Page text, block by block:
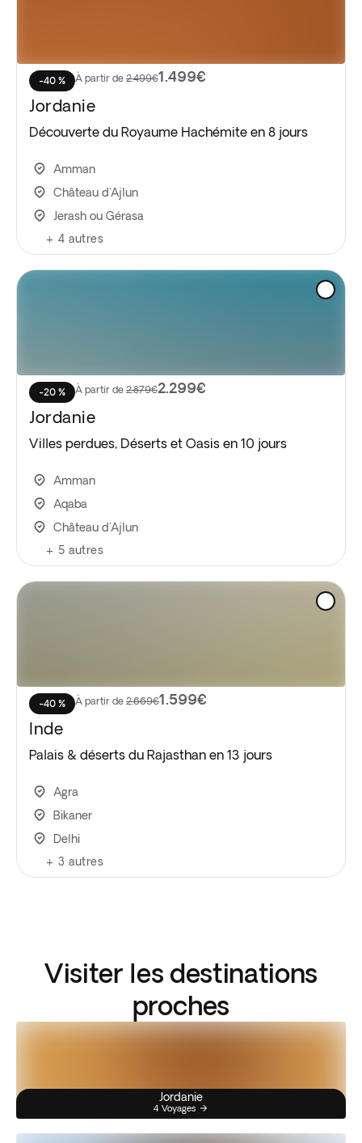
-40 % À partir de 2.499€1.499€
Jordanie
Découverte du Royaume Hachémite en 8 jours
Amman
Château d'Ajlun
Jerash ou Gérasa
+ 4 autres
-20 % À partir de 2.879€2.299€
Jordanie
Villes perdues, Déserts et Oasis en 10 jours
Amman
Aqaba
Château d'Ajlun
+ 5 autres
-40 % À partir de 2.669€1.599€
Inde
Palais & déserts du Rajasthan en 13 jours
Agra
Bikaner
Delhi
+ 3 autres
Visiter les destinations
proches
Jordanie
4 Voyages